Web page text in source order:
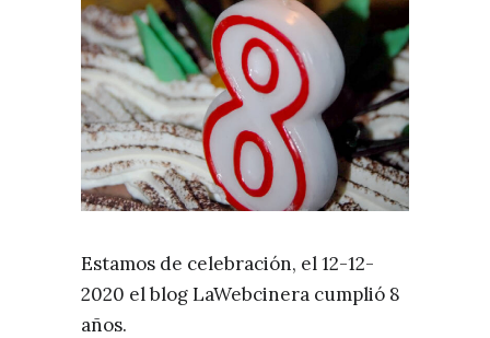
¿TE GUSTARÍA UNIRTE A NUESTRA AVENTURA GASTRON
ÓMICA?
ÚNETE A LA NEWSLETTER
RECOMENDACIONES
Estamos de celebración, el 12-12-
2020 el blog LaWebcinera cumplió 8
años.